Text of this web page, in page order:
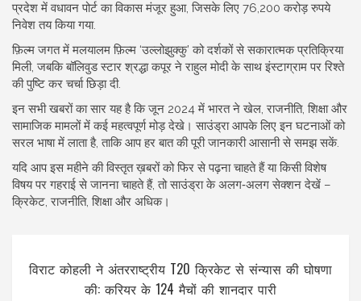
प्रदेश में वधावन पोर्ट का विकास मंजूर हुआ, जिसके लिए 76,200 करोड़ रुपये
निवेश तय किया गया.
फ़िल्म जगत में मलयालम फ़िल्म ‘उल्लोझुक्कु’ को दर्शकों से सकारात्मक प्रतिक्रिया
मिली, जबकि बॉलिवुड स्टार श्रद्धा कपूर ने राहुल मोदी के साथ इंस्टाग्राम पर रिश्ते
की पुष्टि कर चर्चा छिड़ा दी.
इन सभी खबरों का सार यह है कि जून 2024 में भारत ने खेल, राजनीति, शिक्षा और
सामाजिक मामलों में कई महत्वपूर्ण मोड़ देखे। साउंड्रा आपके लिए इन घटनाओं को
सरल भाषा में लाता है, ताकि आप हर बात की पूरी जानकारी आसानी से समझ सकें.
यदि आप इस महीने की विस्तृत ख़बरों को फिर से पढ़ना चाहते हैं या किसी विशेष
विषय पर गहराई से जानना चाहते हैं, तो साउंड्रा के अलग‑अलग सेक्शन देखें –
क्रिकेट, राजनीति, शिक्षा और अधिक।
विराट कोहली ने अंतरराष्ट्रीय T20 क्रिकेट से संन्यास की घोषणा
की: करियर के 124 मैचों की शानदार पारी